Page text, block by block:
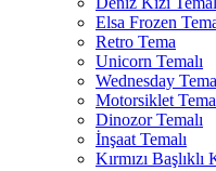
Elsa Frozen
Retro Tema
Unicorn Temalı
Wednesday
Motorsiklet
Dinozor Temalı
İnşaat Temalı
Kırmızı Başlıklı